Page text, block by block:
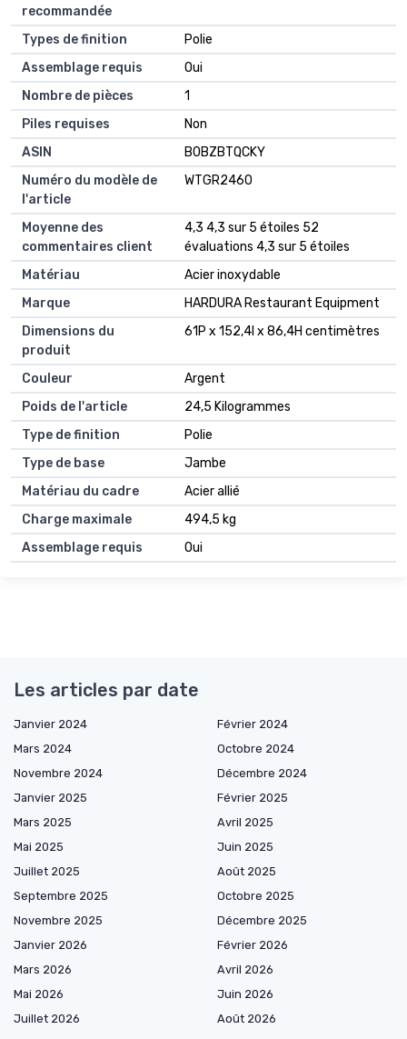
recommandée
Types de finition
‎Polie
Assemblage requis
‎Oui
Nombre de pièces
‎1
Piles requises
‎Non
ASIN
B0BZBTQCKY
Numéro du modèle de
l'article
WTGR2460
Moyenne des
commentaires client
4,3 4,3 sur 5 étoiles 52
évaluations 4,3 sur 5 étoiles
Matériau
Acier inoxydable
Marque
HARDURA Restaurant Equipment
Dimensions du
produit
61P x 152,4l x 86,4H centimètres
Couleur
Argent
Poids de l'article
24,5 Kilogrammes
Type de finition
Polie
Type de base
Jambe
Matériau du cadre
Acier allié
Charge maximale
494,5 kg
Assemblage requis
Oui
Les articles par date
Janvier 2024
Février 2024
Mars 2024
Octobre 2024
Novembre 2024
Décembre 2024
Janvier 2025
Février 2025
Mars 2025
Avril 2025
Mai 2025
Juin 2025
Juillet 2025
Août 2025
Septembre 2025
Octobre 2025
Novembre 2025
Décembre 2025
Janvier 2026
Février 2026
Mars 2026
Avril 2026
Mai 2026
Juin 2026
Juillet 2026
Août 2026